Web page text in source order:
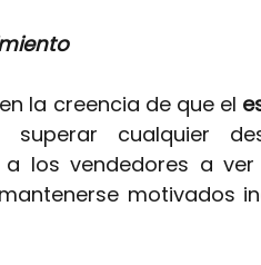
la creencia de que el
superar cualquier
los vendedores a ver
motivados